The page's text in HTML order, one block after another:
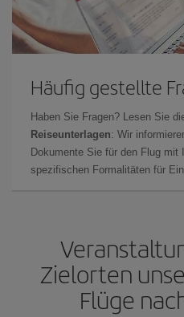
Häufig gestellte
Haben Sie Fragen? Lesen Sie
Reiseunterlagen: Wir
Dokumente Sie für den Flug mit
spezifischen Formalitäten für
Zielorten
Flüge